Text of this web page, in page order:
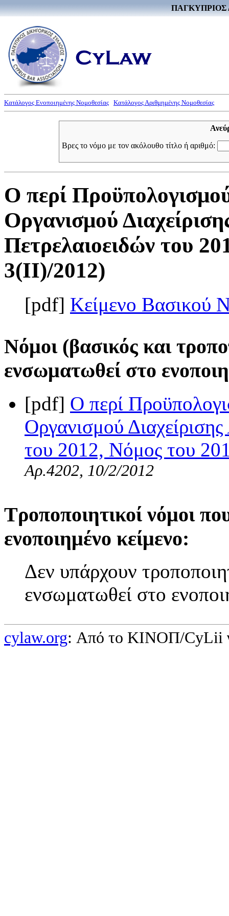
ΠΑΓΚΥΠΡΙΟΣ
Κατάλογος Ενοποιημένης Νομοθεσίας Κατάλογος Αριθμημένης Νομοθεσίας
Βρες το νόμο με τον ακόλουθο τίτλο ή αριθμό:
Ο περί
Οργανισμού
Πετρελαιοειδών του
3(II)/2012)
[pdf] Κείμενο Βασικού
Νόμοι (βασικός και
ενσωματωθεί στο
[pdf] Ο περί
Οργανισμού
του 2012, Νόμος του
Αρ.4202, 10/2/2012
Τροποποιητικοί νόμοι
ενοποιημένο κείμενο:
Δεν υπάρχουν
ενσωματωθεί στο
cylaw.org: Από το ΚΙΝOΠ/CyLii